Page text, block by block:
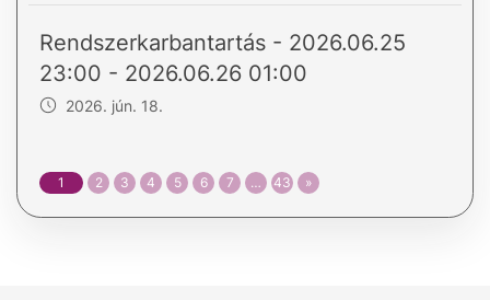
Rendszerkarbantartás - 2026.06.25
23:00 - 2026.06.26 01:00
2026. jún. 18.
1 2 3 4 5 6 7 … 43 »